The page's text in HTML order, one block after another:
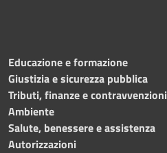
Educazione e formazione
Giustizia e sicurezza pubblica
Tributi, finanze e contravvenzioni
Ambiente
Salute, benessere e assistenza
Autorizzazioni